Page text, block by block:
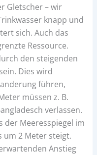
Gletscher – wir
knapp und
sich. Auch das
Ressource.
den steigenden
Dies wird
führen,
müssen z. B.
verlassen.
der Meeresspiegel im
um 2 Meter steigt.
Anstieg